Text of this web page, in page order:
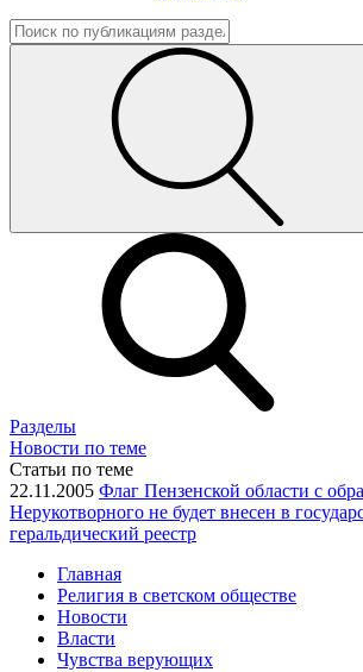
Разделы
Новости по теме
Статьи по теме
22.11.2005 Флаг Пензенской области с
Нерукотворного не будет внесен в
геральдический реестр
Главная
Религия в светском обществе
Новости
Власти
Чувства верующих